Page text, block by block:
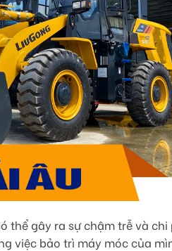
gây ra sự chậm trễ và chi
việc bảo trì máy móc của